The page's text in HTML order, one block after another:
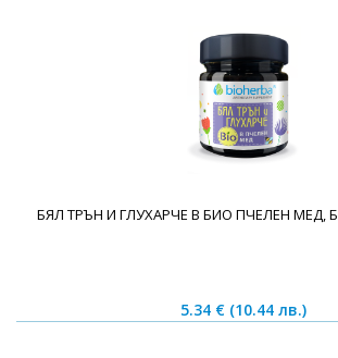
БЯЛ ТРЪН И ГЛУХАРЧЕ В БИО ПЧЕЛЕН МЕД,
5.34 € (10.44 лв.)